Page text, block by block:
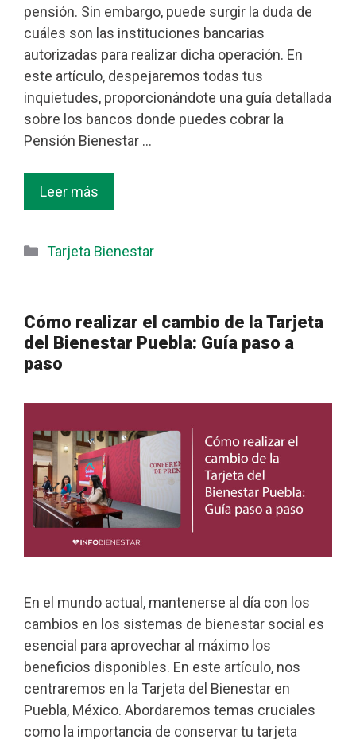
pensión. Sin embargo, puede surgir la duda de
cuáles son las instituciones bancarias
autorizadas para realizar dicha operación. En
este artículo, despejaremos todas tus
inquietudes, proporcionándote una guía detallada
sobre los bancos donde puedes cobrar la
Pensión Bienestar …
Leer más
Categorías
Tarjeta Bienestar
Cómo realizar el cambio de la Tarjeta
del Bienestar Puebla: Guía paso a
paso
En el mundo actual, mantenerse al día con los
cambios en los sistemas de bienestar social es
esencial para aprovechar al máximo los
beneficios disponibles. En este artículo, nos
centraremos en la Tarjeta del Bienestar en
Puebla, México. Abordaremos temas cruciales
como la importancia de conservar tu tarjeta